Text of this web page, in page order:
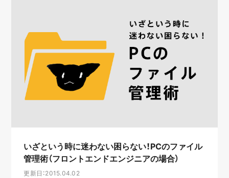
いざという時に迷わない困らない！PCのファイル
管理術（フロントエンドエンジニアの場合）
更新日：2015.04.02